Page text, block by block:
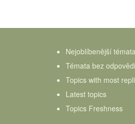
Nejoblíbenější
Témata bez odpovědi
Topics with most
Latest topics
Topics Freshness